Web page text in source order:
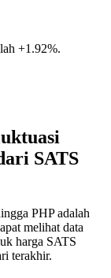
+1.92%.
SATS
PHP adalah
melihat data
harga SATS
terakhir.